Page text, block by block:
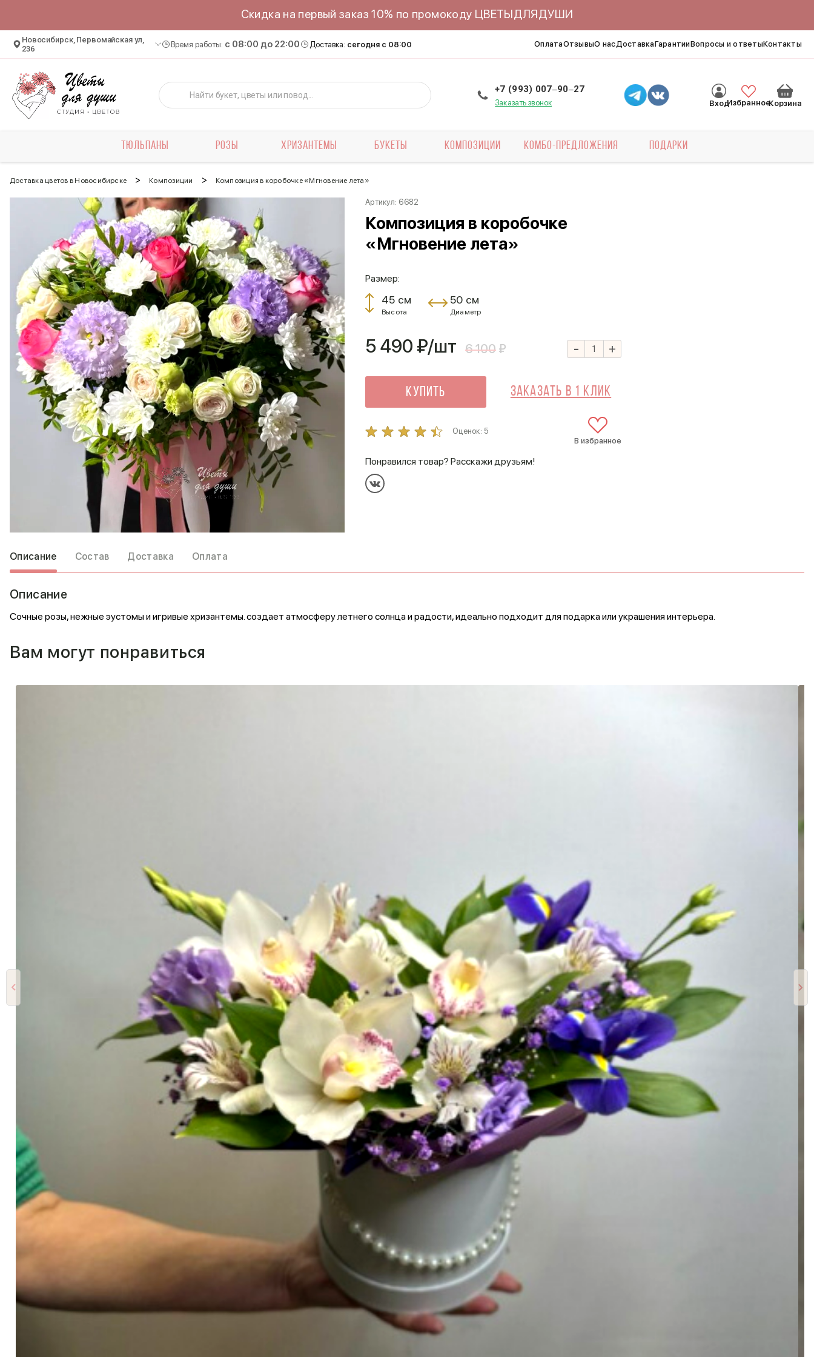
Скидка на первый заказ 10% по промокоду ЦВЕТЫДЛЯДУШИ
Новосибирск, Первомайская ул,
236
Время работы: c 08:00 до 22:00 Доставка: сегодня с 08:00 ОплатаОтзывыО насДоставкаГарантииВопросы и ответыКонтакты
+7 (993) 007‒90‒27
Заказать звонок ВходИзбранноеКорзина
ТЮЛЬПАНЫ РОЗЫ ХРИЗАНТЕМЫ БУКЕТЫ КОМПОЗИЦИИ КОМБО-ПРЕДЛОЖЕНИЯ ПОДАРКИ
Доставка цветов в Новосибирске > Композиции > Композиция в коробочке «Мгновение лета»
Артикул: 6682
Композиция в коробочке
«Мгновение лета»
Размер:
45 см
Высота
50 см
Диаметр
5 490 ₽/шт 6 100 ₽ - +
Купить Заказать в 1 клик
Оценок: 5
В избранное
Понравился товар? Расскажи друзьям!
Описание Состав Доставка Оплата
Описание
Сочные розы, нежные эустомы и игривые хризантемы. создает атмосферу летнего солнца и радости, идеально подходит для подарка или украшения интерьера.
Вам могут понравиться